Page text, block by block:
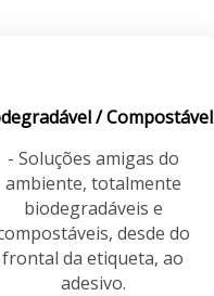
/ Compostável
- Soluções amigas do
ambiente, totalmente
biodegradáveis e
desde do
frontal da etiqueta, ao
adesivo.